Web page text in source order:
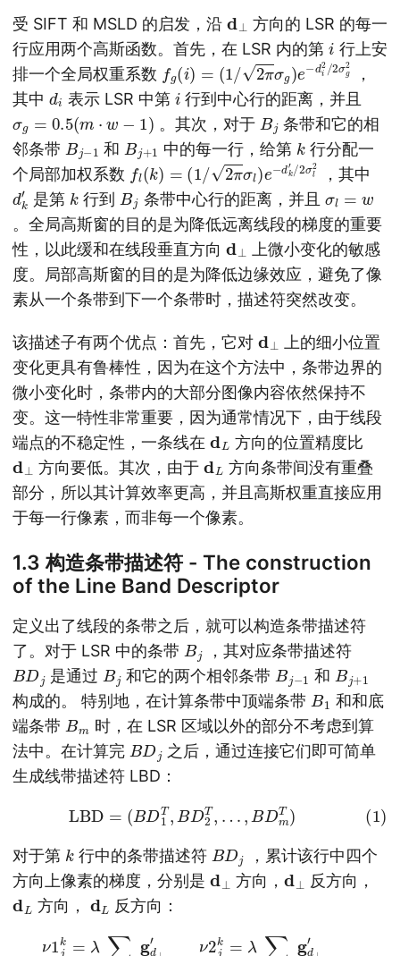
受 SIFT 和 MSLD 的启发，沿 d
⊥
方向的 LSR 的每一
行应用两个高斯函数。首先，在 LSR 内的第 i 行上安
排一个全局权重系数
g(i)
1 /2π σ g) e− di2 2σ g 2
，
其中 d
i 表示 LSR 中第 i 行到中心行的距离，并且
σ g 0.5( m ⋅ 。其次，对于 Bj 条带和它的相
邻条带 Bj 和 Bj +1 中的每一行，给第 k行分配一
个局部加权系数
l( k )= 1 /2 π σl)e − d k 2 σl2 ，其中
d
k′ 是第 k 行到 Bj 条带中心行的距离，并且 σ = w
。全局高斯窗的目的是为降低远离线段的梯度的重要
性，以此缓和在线段垂直方向
d
⊥
上微小变化的敏感
度。局部高斯窗的目的是为降低边缘效应，避免了像
素从一个条带到下一个条带时，描述符突然改变。
该描述子有两个优点：首先，它对 d
⊥
上的细小位置
变化更具有鲁棒性，因为在这个方法中，条带边界的
微小变化时，条带内的大部分图像内容依然保持不
变。这一特性非常重要，因为通常情况下，由于线段
端点的不稳定性，一条线在 d
L 方向的位置精度比
d
⊥ 方向要低。其次，由于 d
L
方向条带间没有重叠
部分，所以其计算效率更高，并且高斯权重直接应用
于每一行像素，而非每一个像素。
1.3 构造条带描述符 - The construction
of the Line Band Descriptor
定义出了线段的条带之后，就可以构造条带描述符
了。对于 LSR 中的条带 Bj ，其对应条带描述符
BDj 是通过 Bj 和它的两个相邻条带 Bj − 1 和 Bj
构成的。 特别地，在计算条带中顶端条带 B1
和和底
端条带 B
m
时，在 LSR 区域以外的部分不考虑到算
法中。在计算完 BDj
之后，通过连接它们即可简单
生成线带描述符 LBD：
(1) D=(BD 1T,BD …,BDm
对于第 k行中的条带描述符 BDj
，累计该行中四个
方向上像素的梯度，分别是 d
⊥ 方向， d
⊥ 反方向，
d
L 方向， d
L 反方向：
1j k ∑ gd⊥ 0 2jk λ∑ gd⊥ <
k= ∑ dL′ 0g jk= ∑g dL′< 0g